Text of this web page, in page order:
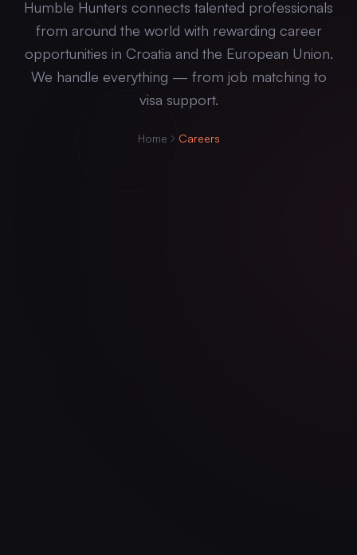
Humble Hunters connects talented professionals
from around the world with rewarding career
opportunities in Croatia and the European Union.
We handle everything — from job matching to
visa support.
Home Careers